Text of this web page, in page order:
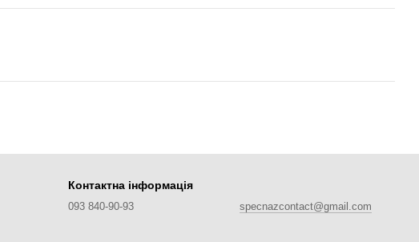
Контактна інформація
093 840-90-93 specnazcontact@gmail.com